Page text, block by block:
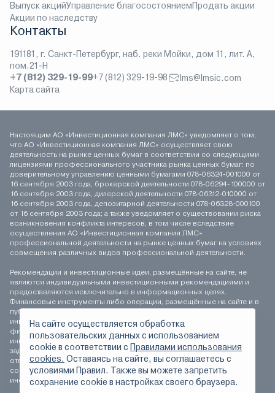
Выпуск акцийУправление благосостояниемПродать акции
Акции по наследству
Контакты
191181, г. Санкт-Петербург, наб. реки Мойки, дом 11, лит. А,
пом.21-Н
+7 (812) 329-19-99+7 (812) 329-19-98
lms@lmsic.com
Карта сайта
Настоящим АО «Инвестиционная компания ЛМС» уведомляет о том,
что АО «Инвестиционная компания ЛМС» осуществляет свою
деятельность на рынке ценных бумаг в соответствии со следующими
лицензиями профессионального участника рынка ценных бумаг: по
доверительному управлению ценными бумагами 078-06324-001000 от
16 сентября 2003 года, брокерской деятельности 078-06294-100000 от
16 сентября 2003 года, дилерской деятельности 078-06312-010000 от
16 сентября 2003 года, депозитарной деятельности 078-06328-000100
от 16 сентября 2003 года; а также уведомляет о существовании риска
возникновения конфликта интересов, в том числе вследствие
осуществления АО «Инвестиционная компания ЛМС»
профессиональной деятельности на рынке ценных бумаг на условиях
совмещения различных видов профессиональной деятельности.
Рекомендации и инвестиционные идеи, размещённые на сайте, не
являются индивидуальными инвестиционными рекомендациями и
предоставляются исключительно в информационных целях.
Финансовые инструменты либо операции, размещённые на сайте и в
публикуемых материалах, могут не соответствовать вашему
инвестиционному профилю. Определение соответствия
финансового инструмента либо операции инвестиционным целям,
инвестиционному горизонту и толерантности к риску является
задачей инвестора. АО «Инвестиционная компания ЛМС» не несёт
ответственности за возможные убытки инвестора в случае
совершения операций, либо инвестирования в финансовые
инструменты, упомянутые на сайте и в публикуемых материалах.
На сайте осуществляется обработка
пользовательских данных с использованием
сookie в соответствии с Правилами использования
cookies. Оставаясь на сайте, вы соглашаетесь с
условиями Правил. Также вы можете запретить
сохранение сookie в настройках своего браузера.